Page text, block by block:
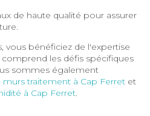
de haute qualité pour assurer
vous bénéficiez de l'expertise
les défis spécifiques
sommes également
murs traitement à Cap Ferret et
à Cap Ferret.